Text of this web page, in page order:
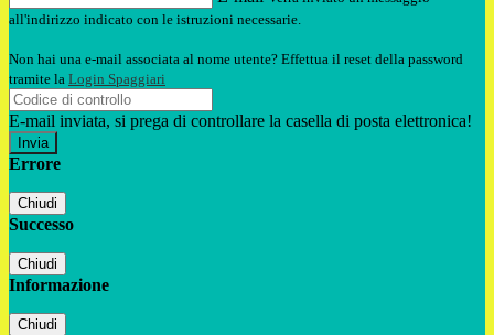
all'indirizzo indicato con le istruzioni necessarie.
Non hai una e-mail associata al nome utente? Effettua il reset della password
tramite la Login Spaggiari
E-mail inviata, si prega di controllare la casella di posta elettronica!
Errore
Chiudi
Successo
Chiudi
Informazione
Chiudi